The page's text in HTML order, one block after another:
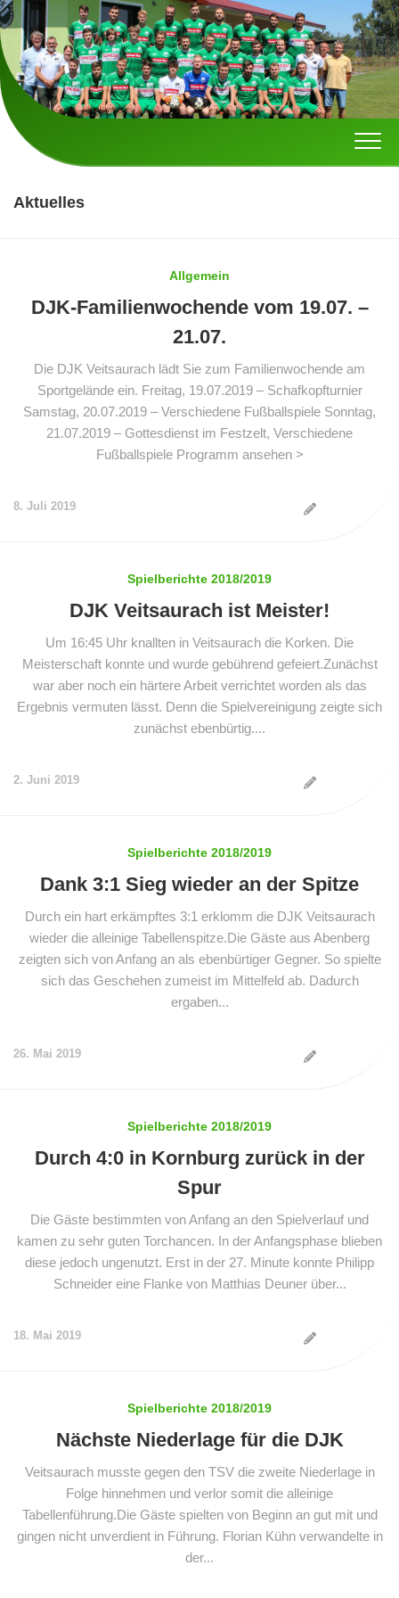
Skip
to
content
Aktuelles
Allgemein
DJK-Familienwochende vom 19.07. –
21.07.
Die DJK Veitsaurach lädt Sie zum Familienwochende am
Sportgelände ein. Freitag, 19.07.2019 – Schafkopfturnier
Samstag, 20.07.2019 – Verschiedene Fußballspiele Sonntag,
21.07.2019 – Gottesdienst im Festzelt, Verschiedene
Fußballspiele Programm ansehen >
8. Juli 2019
Spielberichte 2018/2019
DJK Veitsaurach ist Meister!
Um 16:45 Uhr knallten in Veitsaurach die Korken. Die
Meisterschaft konnte und wurde gebührend gefeiert.Zunächst
war aber noch ein härtere Arbeit verrichtet worden als das
Ergebnis vermuten lässt. Denn die Spielvereinigung zeigte sich
zunächst ebenbürtig....
2. Juni 2019
Spielberichte 2018/2019
Dank 3:1 Sieg wieder an der Spitze
Durch ein hart erkämpftes 3:1 erklomm die DJK Veitsaurach
wieder die alleinige Tabellenspitze.Die Gäste aus Abenberg
zeigten sich von Anfang an als ebenbürtiger Gegner. So spielte
sich das Geschehen zumeist im Mittelfeld ab. Dadurch
ergaben...
26. Mai 2019
Spielberichte 2018/2019
Durch 4:0 in Kornburg zurück in der
Spur
Die Gäste bestimmten von Anfang an den Spielverlauf und
kamen zu sehr guten Torchancen. In der Anfangsphase blieben
diese jedoch ungenutzt. Erst in der 27. Minute konnte Philipp
Schneider eine Flanke von Matthias Deuner über...
18. Mai 2019
Spielberichte 2018/2019
Nächste Niederlage für die DJK
Veitsaurach musste gegen den TSV die zweite Niederlage in
Folge hinnehmen und verlor somit die alleinige
Tabellenführung.Die Gäste spielten von Beginn an gut mit und
gingen nicht unverdient in Führung. Florian Kühn verwandelte in
der...